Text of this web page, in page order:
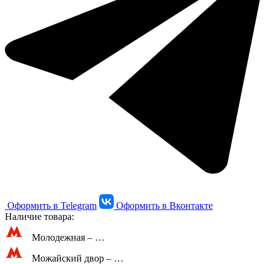
Оформить в Telegram
Оформить в Вконтакте
Наличие товара:
Молодежная – …
Можайский двор – …